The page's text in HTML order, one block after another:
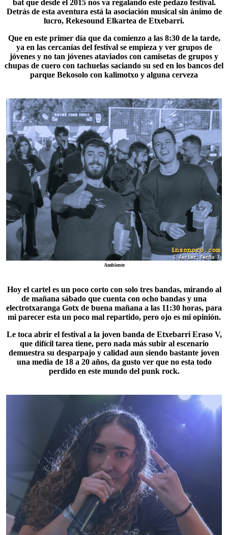
batque desde el 2015 nos va regalando este pedazo festival.
Detrás de esta aventura está la asociación musical sin ánimo de
lucro, Rekesound Elkartea de Etxebarri.
Que en este primer día que da comienzo a las 8:30 de la tarde,
ya en las cercanías del festival se empieza y ver grupos de
jóvenes y no tan jóvenes ataviados con camisetas de grupos y
chupas de cuero con tachuelas saciando su sed en los bancos del
parque Bekosolo con kalimotxo y alguna cerveza
Ambiente
Hoy el cartel es un poco corto con solo tres bandas, mirando al
de mañana sábado que cuenta con ocho bandas y una
electrotxaranga Gotx de buena mañana a las 11:30 horas, para
mi parecer esta un poco mal repartido, pero ojo es mi opinión.
Le toca abrir el festival a la joven banda de Etxebarri Eraso V,
que difícil tarea tiene, pero nada más subir al escenario
demuestra su desparpajo y calidad aun siendo bastante joven
una media de 18 a 20 años, da gusto ver que no esta todo
perdido en este mundo del punk rock.